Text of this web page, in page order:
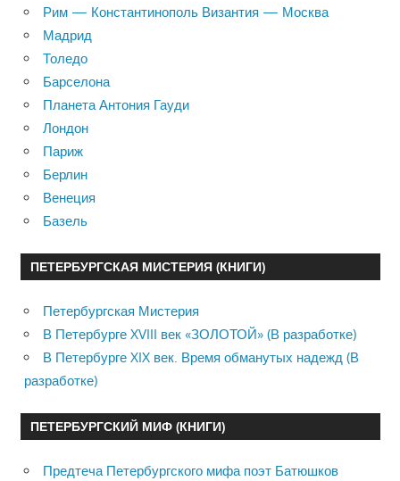
Рим — Константинополь Византия — Москва
Мадрид
Толедо
Барселона
Планета Антония Гауди
Лондон
Париж
Берлин
Венеция
Базель
ПЕТЕРБУРГСКАЯ МИСТЕРИЯ (КНИГИ)
Петербургская Мистерия
В Петербурге XVIII век «ЗОЛОТОЙ» (В разработке)
В Петербурге XIX век. Время обманутых надежд (В
разработке)
ПЕТЕРБУРГСКИЙ МИФ (КНИГИ)
Предтеча Петербургского мифа поэт Батюшков